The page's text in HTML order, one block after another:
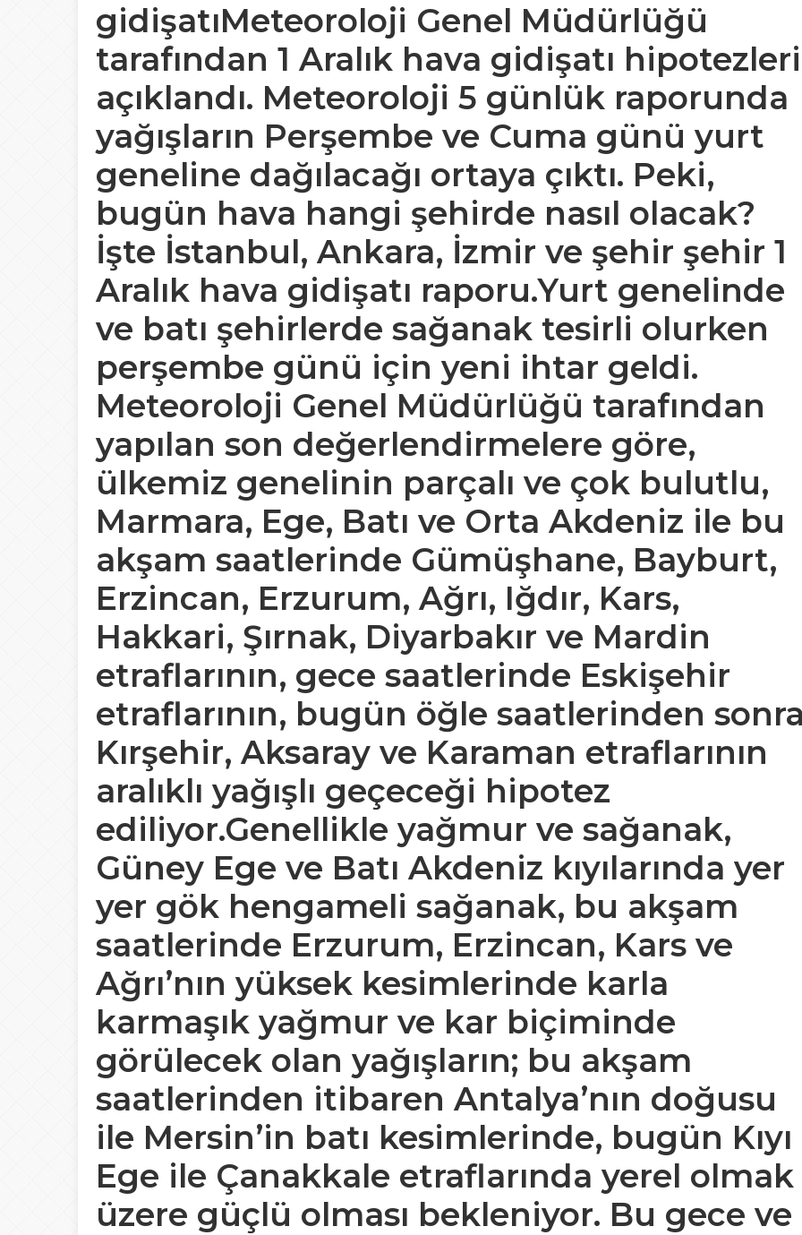
gidişatıMeteoroloji Genel Müdürlüğü
tarafından 1 Aralık hava gidişatı hipotezleri
açıklandı. Meteoroloji 5 günlük raporunda
yağışların Perşembe ve Cuma günü yurt
geneline dağılacağı ortaya çıktı. Peki,
bugün hava hangi şehirde nasıl olacak?
İşte İstanbul, Ankara, İzmir ve şehir şehir 1
Aralık hava gidişatı raporu.Yurt genelinde
ve batı şehirlerde sağanak tesirli olurken
perşembe günü için yeni ihtar geldi.
Meteoroloji Genel Müdürlüğü tarafından
yapılan son değerlendirmelere göre,
ülkemiz genelinin parçalı ve çok bulutlu,
Marmara, Ege, Batı ve Orta Akdeniz ile bu
akşam saatlerinde Gümüşhane, Bayburt,
Erzincan, Erzurum, Ağrı, Iğdır, Kars,
Hakkari, Şırnak, Diyarbakır ve Mardin
etraflarının, gece saatlerinde Eskişehir
etraflarının, bugün öğle saatlerinden
Kırşehir, Aksaray ve Karaman etraflarının
aralıklı yağışlı geçeceği hipotez
ediliyor.Genellikle yağmur ve sağanak,
Güney Ege ve Batı Akdeniz kıyılarında yer
yer gök hengameli sağanak, bu akşam
saatlerinde Erzurum, Erzincan, Kars ve
Ağrı’nın yüksek kesimlerinde karla
karmaşık yağmur ve kar biçiminde
görülecek olan yağışların; bu akşam
saatlerinden itibaren Antalya’nın doğusu
ile Mersin’in batı kesimlerinde, bugün Kıyı
Ege ile Çanakkale etraflarında yerel olmak
üzere güçlü olması bekleniyor. Bu gece ve